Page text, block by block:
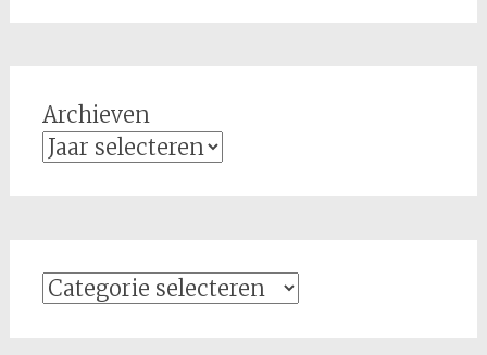
Archieven
Categorieën